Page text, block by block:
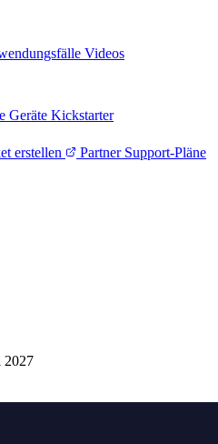
Videos
Geräte Kickstarter
erstellen Partner Support-Pläne
2027